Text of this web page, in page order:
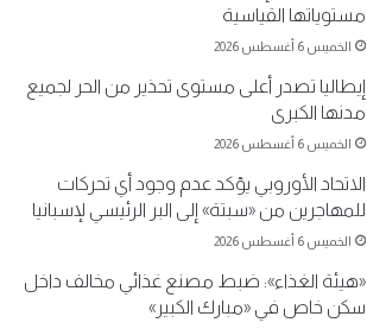
مستوياتها القياسية
الخميس 6 أغسطس 2026
إيطاليا تصدر أعلى مستوى تحذير من الحر لجميع
مدنها الكبرى
الخميس 6 أغسطس 2026
الاتحاد الأوروبي يؤكد عدم وجود أي تحركات
للمهاجرين من «سبتة» إلى البر الرئيسي لإسبانيا
الخميس 6 أغسطس 2026
«هيئة الغذاء»: ضبط مصنع غذائي مخالف داخل
سكن خاص في «مبارك الكبير»